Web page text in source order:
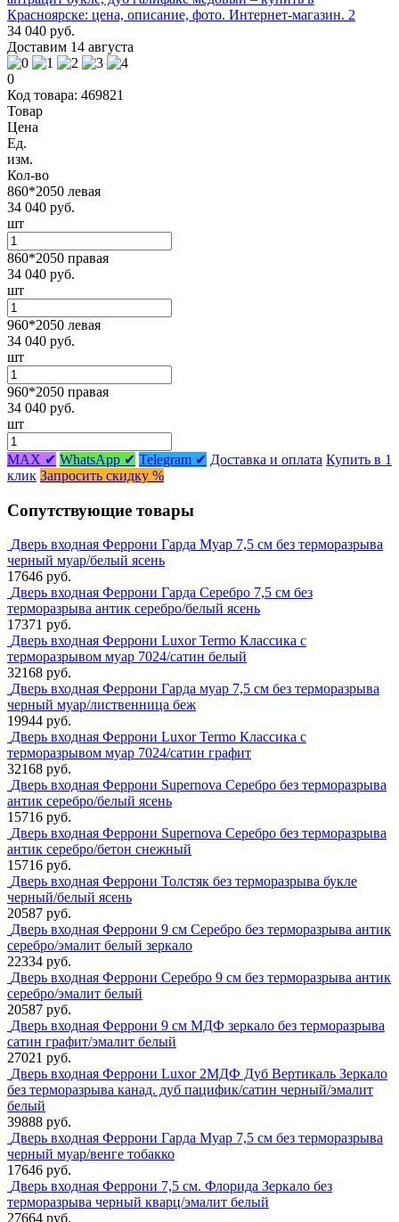
34 040 руб.
Доставим 14 августа
0
Код товара: 469821
Товар
Цена
Ед.
изм.
Кол-во
860*2050 левая
34 040 руб.
шт
860*2050 правая
34 040 руб.
шт
960*2050 левая
34 040 руб.
шт
960*2050 правая
34 040 руб.
шт
MAX ✔ WhatsApp ✔ Telegram ✔ Доставка и оплата Купить в 1
клик Запросить скидку %
Сопутствующие товары
Дверь входная Феррони Гарда Муар 7,5 см без терморазрыва
черный муар/белый ясень
17646 руб.
Дверь входная Феррони Гарда Серебро 7,5 см без
терморазрыва антик серебро/белый ясень
17371 руб.
Дверь входная Феррони Luxor Termo Классика с
терморазрывом муар 7024/сатин белый
32168 руб.
Дверь входная Феррони Гарда муар 7,5 см без терморазрыва
черный муар/лиственница беж
19944 руб.
Дверь входная Феррони Luxor Termo Классика с
терморазрывом муар 7024/сатин графит
32168 руб.
Дверь входная Феррони Supernova Серебро без терморазрыва
антик серебро/белый ясень
15716 руб.
Дверь входная Феррони Supernova Серебро без терморазрыва
антик серебро/бетон снежный
15716 руб.
Дверь входная Феррони Толстяк без терморазрыва букле
черный/белый ясень
20587 руб.
Дверь входная Феррони 9 см Серебро без терморазрыва антик
серебро/эмалит белый зеркало
22334 руб.
Дверь входная Феррони Серебро 9 см без терморазрыва антик
серебро/эмалит белый
20587 руб.
Дверь входная Феррони 9 см МДФ зеркало без терморазрыва
сатин графит/эмалит белый
27021 руб.
Дверь входная Феррони Luxor 2МДФ Дуб Вертикаль Зеркало
без терморазрыва канад. дуб пацифик/сатин черный/эмалит
белый
39888 руб.
Дверь входная Феррони Гарда Муар 7,5 см без терморазрыва
черный муар/венге тобакко
17646 руб.
Дверь входная Феррони 7,5 см. Флорида Зеркало без
терморазрыва черный кварц/эмалит белый
27664 руб.